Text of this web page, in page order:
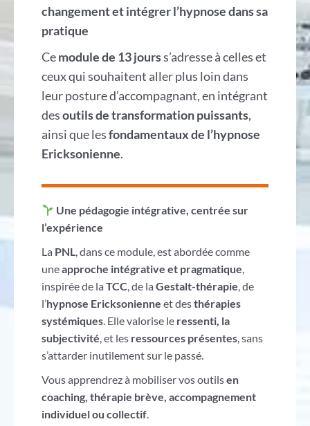
changement et intégrer l’hypnose dans sa
pratique
Cemodule de 13 jourss’adresse à celles et
ceux qui souhaitent aller plus loin dans
leur posture d’accompagnant, en intégrant
desoutils de transformation puissants,
ainsi que lesfondamentaux de l’hypnose
Ericksonienne.
Une pédagogie intégrative, centrée sur
l’expérience
La PNL, dans ce module, est abordée comme
uneapproche intégrative et pragmatique,
inspirée de la TCC, de la Gestalt-thérapie, de
l’hypnose Ericksonienne et desthérapies
systémiques. Elle valorise le ressenti, la
subjectivité, et les ressources présentes, sans
s’attarder inutilement sur le passé.
Vous apprendrez à mobiliser vos outilsen
coaching, thérapie brève, accompagnement
individuel ou collectif.